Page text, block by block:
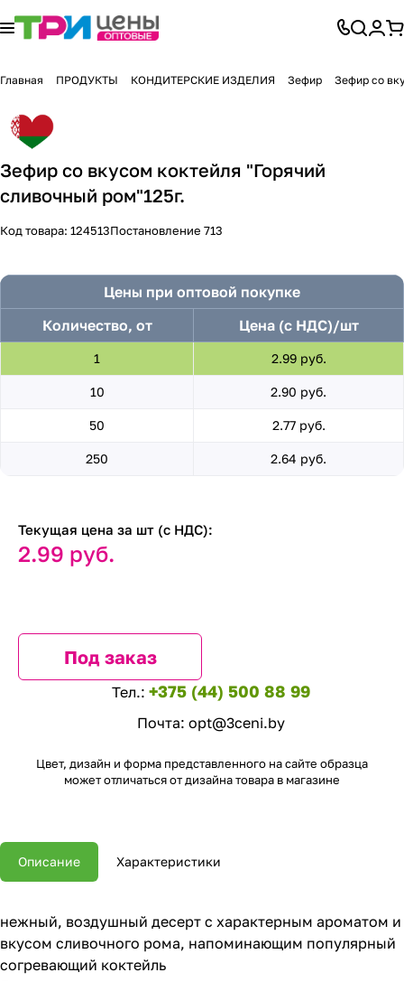
Главная ПРОДУКТЫ КОНДИТЕРСКИЕ ИЗДЕЛИЯ Зефир Зефир со
Зефир со вкусом коктейля "Горячий
сливочный ром"125г.
Код товара: 124513Постановление 713
Цены при оптовой покупке
Количество, от
Цена (с НДС)/шт
1 2.99 руб.
10 2.90 руб.
50 2.77 руб.
250 2.64 руб.
Текущая цена за шт (с НДС):
2.99 руб.
Под заказ
Тел.: +375 (44) 500 88 99
Почта: opt@3ceni.by
Цвет, дизайн и форма представленного на сайте образца
может отличаться от дизайна товара в магазине
Описание Характеристики
нежный, воздушный десерт с характерным ароматом и
вкусом сливочного рома, напоминающим популярный
согревающий коктейль